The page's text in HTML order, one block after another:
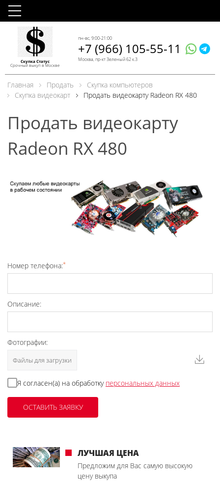
Скупка Статус
Срочный выкуп в Москве
пн-вс, 9:00-21:00
+7 (966) 105-55-11
Москва, пр-кт Зеленый 62 к.3
Главная Продать
Скупка компьютеров
Скупка видеокарт
Продать видеокарту Radeon RX 480
Продать видеокарту
Radeon RX 480
Номер телефона:*
Описание:
Фотографии:
Файлы для загрузки
Я согласен(а) на обработку персональных данных
ЛУЧШАЯ ЦЕНА
Предложим для Вас самую высокую
цену выкупа